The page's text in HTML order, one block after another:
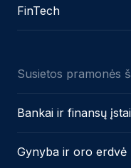
FinTech
Susietos pramonės
Bankai ir finansų
Gynyba ir oro erdvė